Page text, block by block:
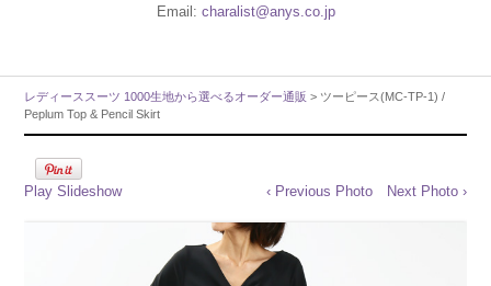
Email: charalist@anys.co.jp
レディーススーツ 1000生地から選べるオーダー通販 > ツーピース(MC-TP-1) /
Peplum Top & Pencil Skirt
Play Slideshow ‹ Previous Photo Next Photo ›